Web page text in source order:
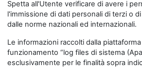
Spetta all'Utente verificare di avere i
l'immissione di dati personali di terzi o
dalle norme nazionali ed internazionali.
Le informazioni raccolti dalla
funzionamento “log files di sistema
esclusivamente per le finalità sopra